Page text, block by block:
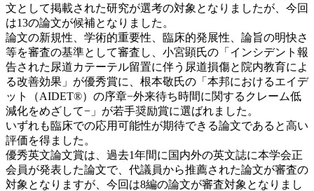
文として掲載された研究が選考の対象となりましたが、今回
は13の論文が候補となりました。
論文の新規性、学術的重要性、臨床的発展性、論旨の明快さ
等を審査の基準として審査し、小宮顕氏の「インシデント報
告された尿道カテーテル留置に伴う尿道損傷と院内教育によ
る改善効果」が優秀賞に、根本敬氏の「本邦におけるエイデ
ット（AIDET®）の序章−外来待ち時間に関するクレーム低
減化をめざして−」が若手奨励賞に選ばれました。
いずれも臨床での応用可能性が期待できる論文であると高い
評価を得ました。
優秀英文論文賞は、過去1年間に国内外の英文誌に本学会正
会員が発表した論文で、代議員から推薦された論文が審査の
対象となりますが、今回は8編の論文が審査対象となりまし